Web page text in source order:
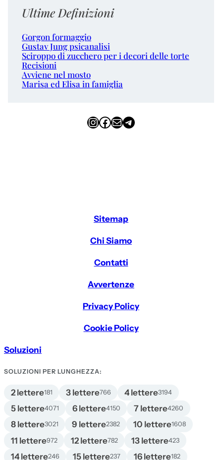
Ultime Definizioni
Gorgon formaggio
Gustav Jung psicanalisi
Sciroppo di zucchero per i decori delle torte
Recisioni
Avviene nel mosto
Marisa ed Elisa in famiglia
InstagramFacebook Email Telegram
Sitemap
Chi Siamo
Contatti
Avvertenze
Privacy Policy
Cookie Policy
Soluzioni
SOLUZIONI PER LUNGHEZZA:
2 lettere181 3 lettere766 4 lettere3194
5 lettere4071 6 lettere4150 7 lettere4260
8 lettere3021 9 lettere2382 10 lettere1608
11 lettere972 12 lettere782 13 lettere423
14 lettere246 15 lettere237 16 lettere182